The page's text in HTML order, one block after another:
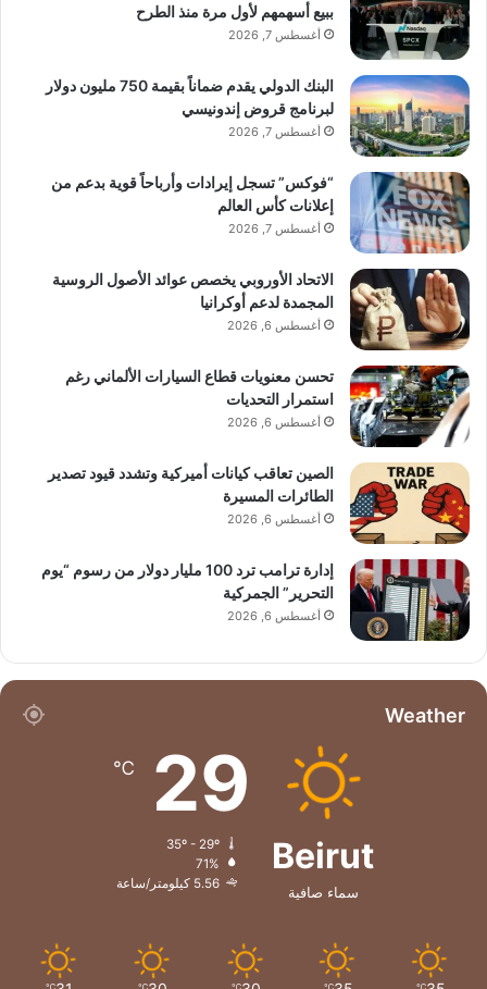
ببيع أسهمهم لأول مرة منذ الطرح
أغسطس 7, 2026
البنك الدولي يقدم ضماناً بقيمة 750 مليون دولار
لبرنامج قروض إندونيسي
أغسطس 7, 2026
“فوكس” تسجل إيرادات وأرباحاً قوية بدعم من
إعلانات كأس العالم
أغسطس 7, 2026
الاتحاد الأوروبي يخصص عوائد الأصول الروسية
المجمدة لدعم أوكرانيا
أغسطس 6, 2026
تحسن معنويات قطاع السيارات الألماني رغم
استمرار التحديات
أغسطس 6, 2026
الصين تعاقب كيانات أميركية وتشدد قيود تصدير
الطائرات المسيرة
أغسطس 6, 2026
إدارة ترامب ترد 100 مليار دولار من رسوم “يوم
التحرير” الجمركية
أغسطس 6, 2026
Weather
Beirut
سماء صافية
29
℃
71%
5.56 كيلومتر/ساعة